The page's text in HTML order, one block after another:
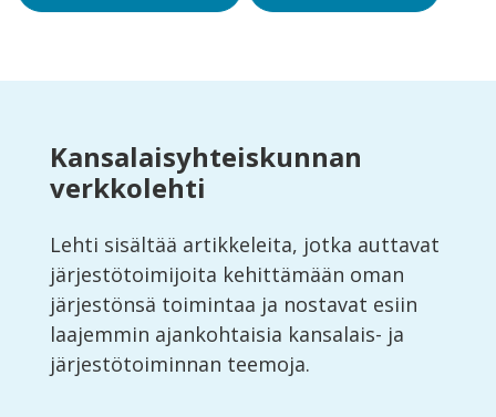
Kansalaisyhteiskunnan
verkkolehti
Lehti sisältää artikkeleita, jotka auttavat
järjestötoimijoita kehittämään oman
järjestönsä toimintaa ja nostavat esiin
laajemmin ajankohtaisia kansalais- ja
järjestötoiminnan teemoja.